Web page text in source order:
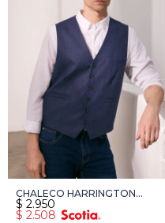
CHALECO HARRINGTON
LABEL - AZUL
$ 2.950
$ 2.508